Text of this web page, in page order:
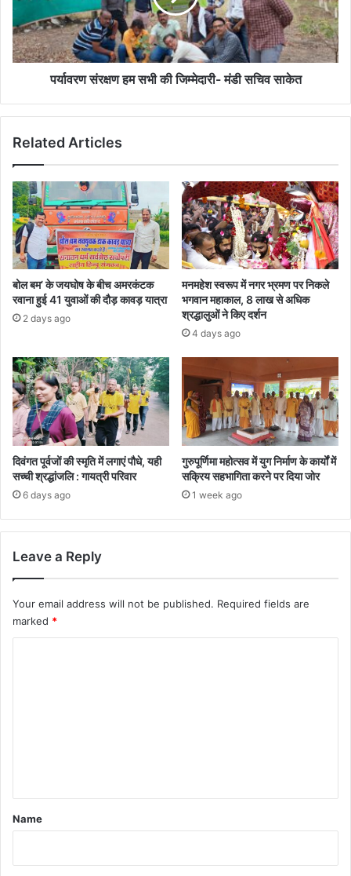
जिम्मेदारी-
मंडी
सचिव
साकेत
पर्यावरण संरक्षण हम सभी की जिम्मेदारी- मंडी सचिव साकेत
Related Articles
बोल बम’ के जयघोष के बीच अमरकंटक
रवाना हुई 41 युवाओं की दौड़ कावड़ यात्रा
2 days ago
मनमहेश स्वरूप में नगर भ्रमण पर निकले
भगवान महाकाल, 8 लाख से अधिक
श्रद्धालुओं ने किए दर्शन
4 days ago
दिवंगत पूर्वजों की स्मृति में लगाएं पौधे, यही
सच्ची श्रद्धांजलि : गायत्री परिवार
6 days ago
गुरुपूर्णिमा महोत्सव में युग निर्माण के कार्यों में
सक्रिय सहभागिता करने पर दिया जोर
1 week ago
Leave a Reply
Your email address will not be published. Required fields are
marked *
*
Name